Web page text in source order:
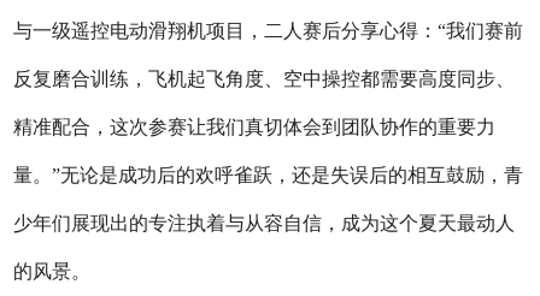
与一级遥控电动滑翔机项目，二人赛后分享心得：“我们赛前
反复磨合训练，飞机起飞角度、空中操控都需要高度同步、
精准配合，这次参赛让我们真切体会到团队协作的重要力
量。”无论是成功后的欢呼雀跃，还是失误后的相互鼓励，青
少年们展现出的专注执着与从容自信，成为这个夏天最动人
的风景。